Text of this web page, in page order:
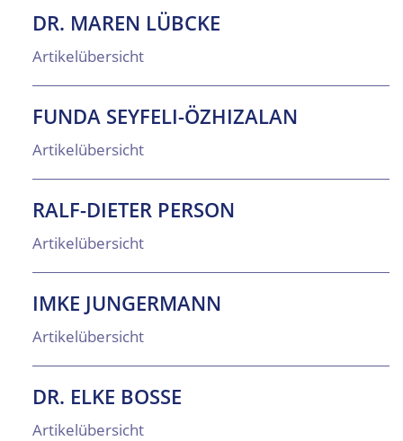
DR. MAREN LÜBCKE
Artikelübersicht
FUNDA SEYFELI-ÖZHIZALAN
Artikelübersicht
RALF-DIETER PERSON
Artikelübersicht
IMKE JUNGERMANN
Artikelübersicht
DR. ELKE BOSSE
Artikelübersicht